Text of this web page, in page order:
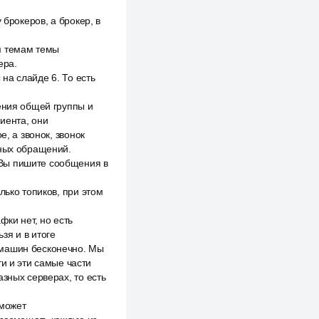
а брокер, в
темам темы
слайде 6. То есть
общей группы и
они
а звонок, звонок
обращений.
пишите сообщения в
топиков, при этом
нет, но есть
и в итоге
бесконечно. Мы
и эти самые части
серверах, то есть